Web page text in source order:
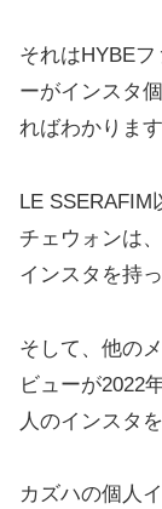
それはHYBE
ーがインスタ
ればわかります
LE SSERAFIM
チェウォンは
インスタを持
そして、他の
ビューが2022
人のインスタ
カズハの個人